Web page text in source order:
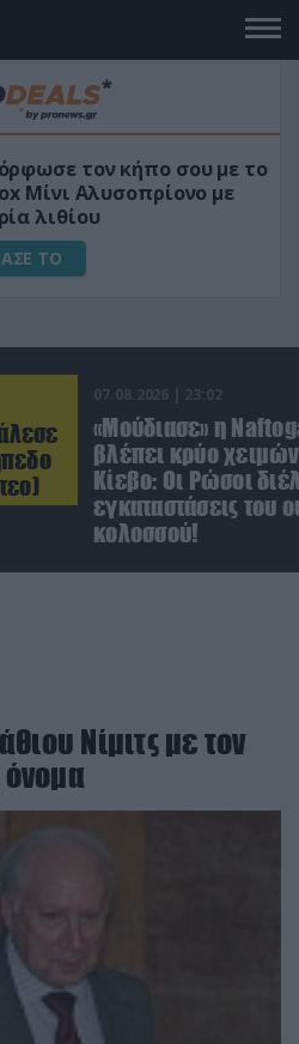
φόρμουλα τριβόλι + VIP
της λίμπιντο
ΤΟ
07.08.2026 | 23:02
«Μούδιασε» η
βλέπει κρύο
Κίεβο: Οι Ρώσοι
εγκαταστάσεις του
κολοσσού!
Νίμιτς με τον
όνομα